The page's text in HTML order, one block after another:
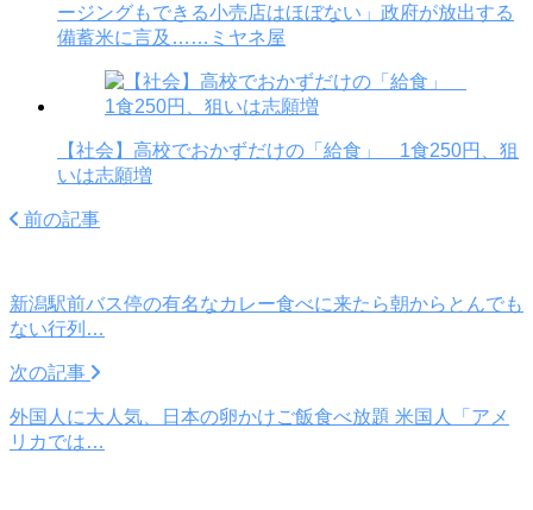
ージングもできる小売店はほぼない」政府が放出する
備蓄米に言及……ミヤネ屋
【社会】高校でおかずだけの「給食」 1食250円、狙
いは志願増
前の記事
新潟駅前バス停の有名なカレー食べに来たら朝からとんでも
ない行列…
次の記事
外国人に大人気、日本の卵かけご飯食べ放題 米国人「アメ
リカでは…